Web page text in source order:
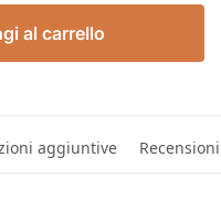
al carrello
aggiuntive Recensioni